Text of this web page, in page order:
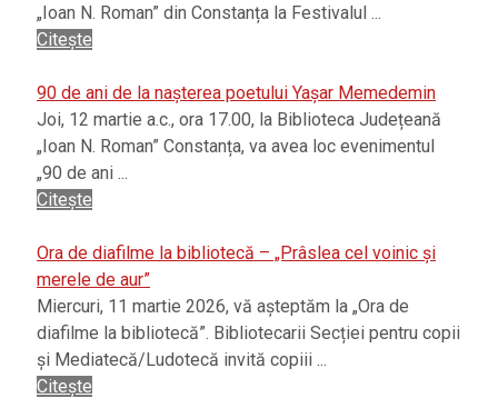
„Ioan N. Roman” din Constanța la Festivalul ...
Citește
90 de ani de la nașterea poetului Yașar Memedemin
Joi, 12 martie a.c., ora 17.00, la Biblioteca Județeană
„Ioan N. Roman” Constanța, va avea loc evenimentul
„90 de ani ...
Citește
Ora de diafilme la bibliotecă – „Prâslea cel voinic și
merele de aur”
Miercuri, 11 martie 2026, vă așteptăm la „Ora de
diafilme la bibliotecă”. Bibliotecarii Secției pentru copii
și Mediatecă/Ludotecă invită copiii ...
Citește